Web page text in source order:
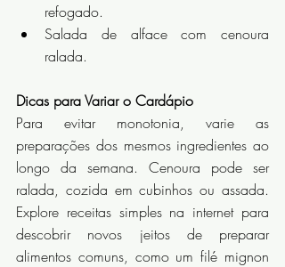
refogado.
Salada de alface com cenoura
ralada.
Dicas para Variar o Cardápio
Para evitar monotonia, varie as
preparações dos mesmos ingredientes ao
longo da semana. Cenoura pode ser
ralada, cozida em cubinhos ou assada.
Explore receitas simples na internet para
descobrir novos jeitos de preparar
alimentos comuns, como um filé mignon